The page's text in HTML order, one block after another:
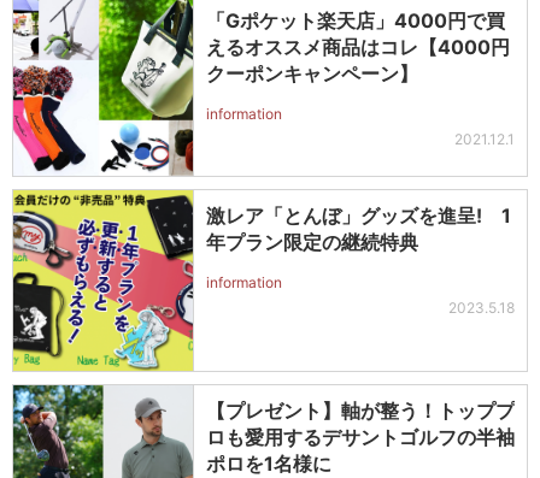
「Gポケット楽天店」4000円で買
えるオススメ商品はコレ【4000円
クーポンキャンペーン】
information
2021.12.1
激レア「とんぼ」グッズを進呈! 1
年プラン限定の継続特典
information
2023.5.18
【プレゼント】軸が整う！トッププ
ロも愛用するデサントゴルフの半袖
ポロを1名様に